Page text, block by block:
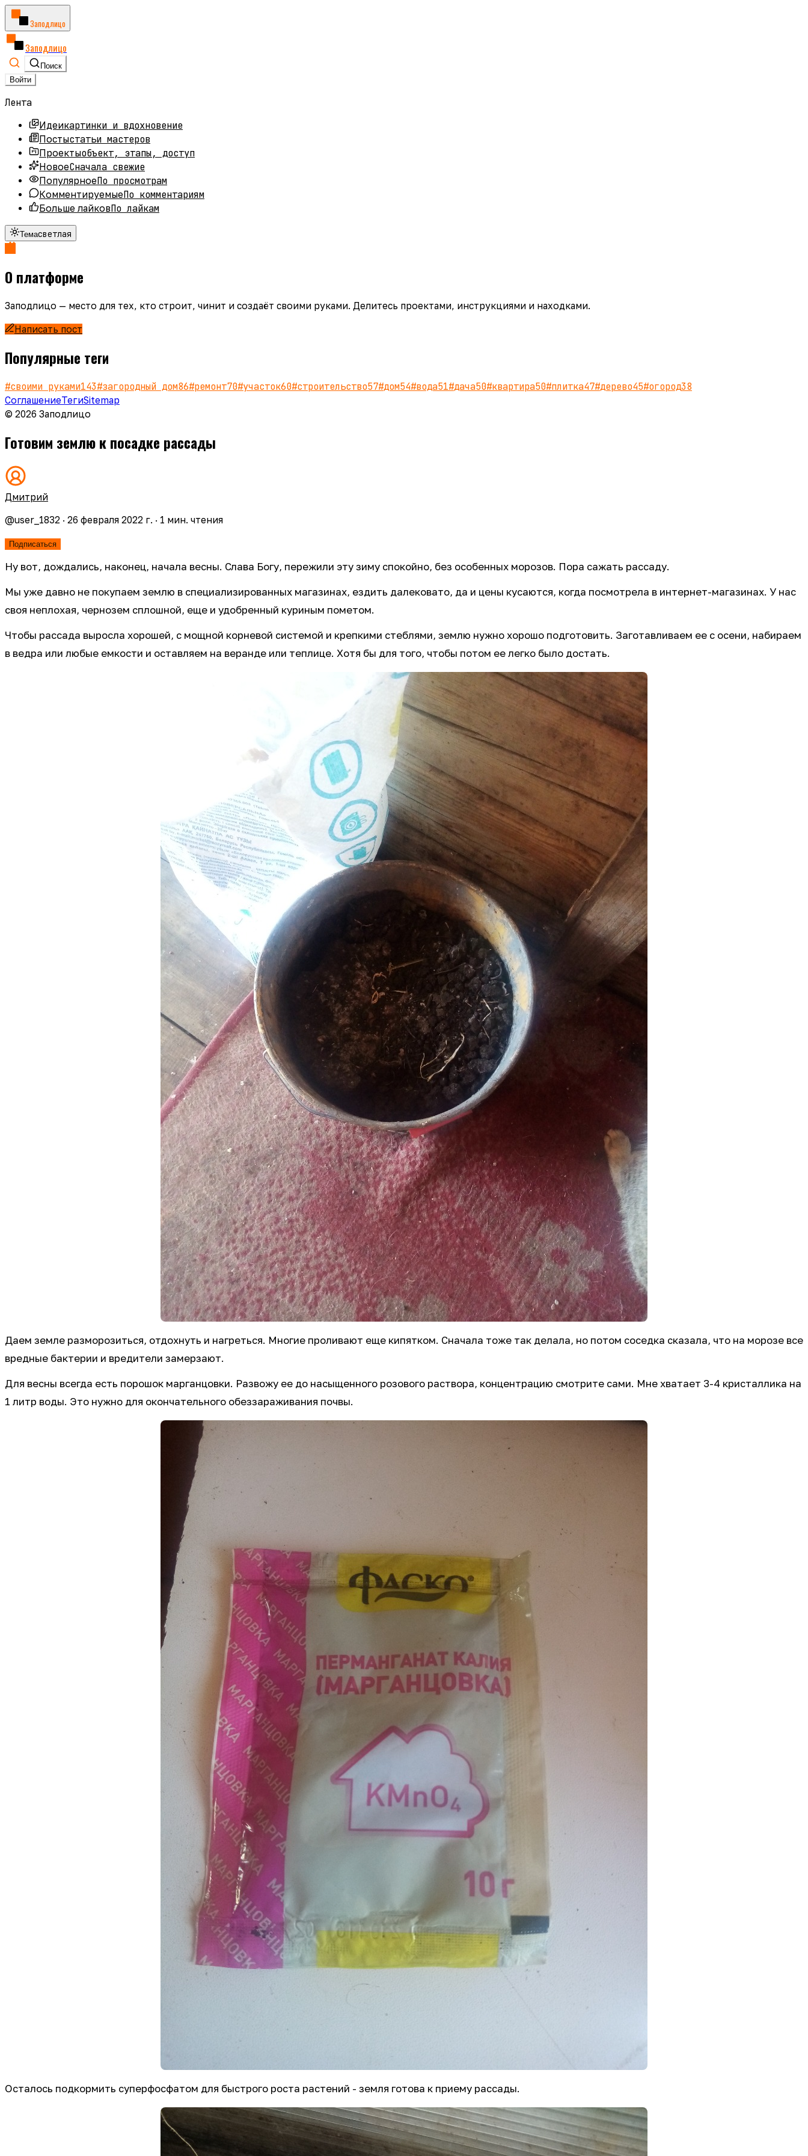
Заподлицо
Заподлицо
Поиск
Войти
Лента
Идеикартинки и вдохновение
Постыстатьи мастеров
Проектыобъект, этапы, доступ
НовоеСначала свежие
ПопулярноеПо просмотрам
КомментируемыеПо комментариям
Больше лайковПо лайкам
Темасветлая
О платформе
Заподлицо — место для тех, кто строит, чинит и создаёт своими руками. Делитесь проектами, инструкциями и находками.
Написать пост
Популярные теги
#своими руками143#загородный дом86#ремонт70#участок60#строительство57#дом54#вода51#дача50#квартира50#плитка47#дерево45#огород38
СоглашениеТегиSitemap
© 2026 Заподлицо
Готовим землю к посадке рассады
Дмитрий
@user_1832 · 26 февраля 2022 г. · 1 мин. чтения
Подписаться
Ну вот, дождались, наконец, начала весны. Слава Богу, пережили эту зиму спокойно, без особенных морозов. Пора сажать рассаду.
Мы уже давно не покупаем землю в специализированных магазинах, ездить далековато, да и цены кусаются, когда посмотрела в интернет-магазинах. У нас
своя неплохая, чернозем сплошной, еще и удобренный куриным пометом.
Чтобы рассада выросла хорошей, с мощной корневой системой и крепкими стеблями, землю нужно хорошо подготовить. Заготавливаем ее с осени, набираем
в ведра или любые емкости и оставляем на веранде или теплице. Хотя бы для того, чтобы потом ее легко было достать.
Даем земле разморозиться, отдохнуть и нагреться. Многие проливают еще кипятком. Сначала тоже так делала, но потом соседка сказала, что на морозе все
вредные бактерии и вредители замерзают.
Для весны всегда есть порошок марганцовки. Развожу ее до насыщенного розового раствора, концентрацию смотрите сами. Мне хватает 3-4 кристаллика на
1 литр воды. Это нужно для окончательного обеззараживания почвы.
Осталось подкормить суперфосфатом для быстрого роста растений - земля готова к приему рассады.